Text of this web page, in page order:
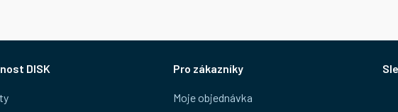
DISK Pro zákazníky
Moje objednávka